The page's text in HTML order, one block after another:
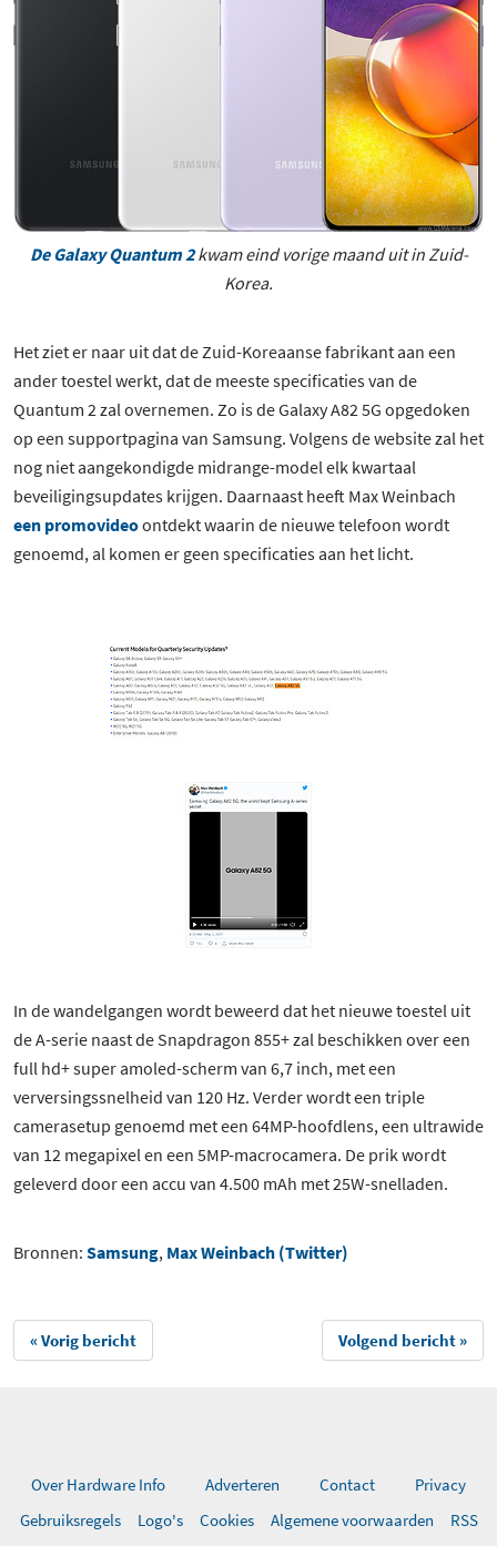
De Galaxy Quantum 2kwam eind vorige maand uit in Zuid-
Korea.
Het ziet er naar uit dat de Zuid-Koreaanse fabrikant aan een
ander toestel werkt, dat de meeste specificaties van de
Quantum 2 zal overnemen. Zo is de Galaxy A82 5G opgedoken
op een supportpagina van Samsung. Volgens de website zal het
nog niet aangekondigde midrange-model elk kwartaal
beveiligingsupdates krijgen. Daarnaast heeft Max Weinbach
een promovideoontdekt waarin de nieuwe telefoon wordt
genoemd, al komen er geen specificaties aan het licht.
In de wandelgangen wordt beweerd dat het nieuwe toestel uit
de A-serie naast de Snapdragon 855+ zal beschikken over een
full hd+ super amoled-scherm van 6,7 inch, met een
verversingssnelheid van 120 Hz. Verder wordt een triple
camerasetup genoemd met een 64MP-hoofdlens, een ultrawide
van 12 megapixel en een 5MP-macrocamera. De prik wordt
geleverd door een accu van 4.500 mAh met 25W-snelladen.
Bronnen: Samsung, Max Weinbach (Twitter)
« Vorig bericht Volgend bericht »
Over Hardware Info Adverteren Contact
Privacy
Gebruiksregels
Logo's Cookies Algemene voorwaarden
RSS